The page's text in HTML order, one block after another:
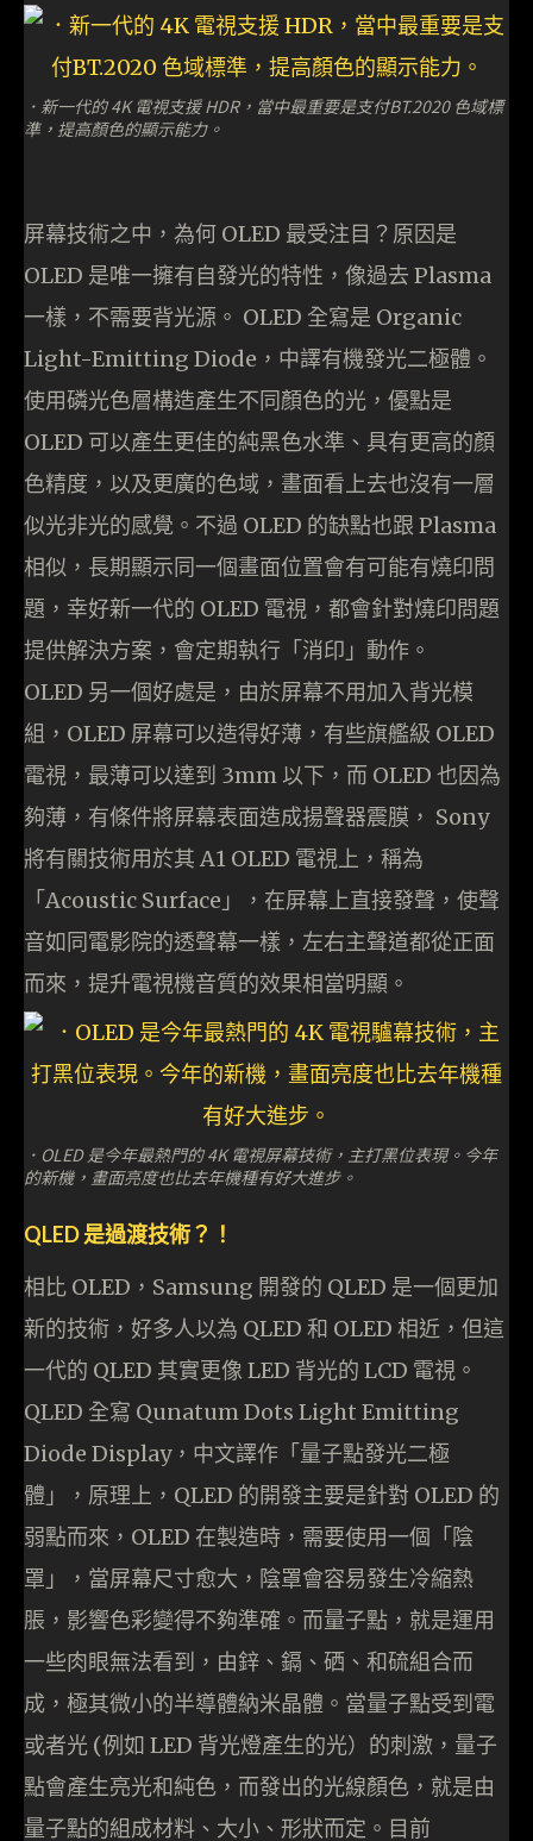
．新一代的 4K 電視支援 HDR，當中最重要是支付BT.2020 色域標
準，提高顏色的顯示能力。
屏幕技術之中，為何 OLED 最受注目？原因是
OLED 是唯一擁有自發光的特性，像過去 Plasma
一樣，不需要背光源。 OLED 全寫是 Organic
Light-Emitting Diode，中譯有機發光二極體。
使用磷光色層構造產生不同顏色的光，優點是
OLED 可以產生更佳的純黑色水準、具有更高的顏
色精度，以及更廣的色域，畫面看上去也沒有一層
似光非光的感覺。不過 OLED 的缺點也跟 Plasma
相似，長期顯示同一個畫面位置會有可能有燒印問
題，幸好新一代的 OLED 電視，都會針對燒印問題
提供解決方案，會定期執行「消印」動作。
OLED 另一個好處是，由於屏幕不用加入背光模
組，OLED 屏幕可以造得好薄，有些旗艦級 OLED
電視，最薄可以達到 3mm 以下，而 OLED 也因為
夠薄，有條件將屏幕表面造成揚聲器震膜， Sony
將有關技術用於其 A1 OLED 電視上，稱為
「Acoustic Surface」，在屏幕上直接發聲，使聲
音如同電影院的透聲幕一樣，左右主聲道都從正面
而來，提升電視機音質的效果相當明顯。
．OLED 是今年最熱門的 4K 電視屏幕技術，主打黑位表現。今年
的新機，畫面亮度也比去年機種有好大進步。
QLED 是過渡技術？！
相比 OLED，Samsung 開發的 QLED 是一個更加
新的技術，好多人以為 QLED 和 OLED 相近，但這
一代的 QLED 其實更像 LED 背光的 LCD 電視。
QLED 全寫 Qunatum Dots Light Emitting
Diode Display，中文譯作「量子點發光二極
體」，原理上，QLED 的開發主要是針對 OLED 的
弱點而來，OLED 在製造時，需要使用一個「陰
罩」，當屏幕尺寸愈大，陰罩會容易發生冷縮熱
脹，影響色彩變得不夠準確。而量子點，就是運用
一些肉眼無法看到，由鋅、鎘、硒、和硫組合而
成，極其微小的半導體納米晶體。當量子點受到電
或者光 (例如 LED 背光燈產生的光）的刺激，量子
點會產生亮光和純色，而發出的光線顏色，就是由
量子點的組成材料、大小、形狀而定。目前